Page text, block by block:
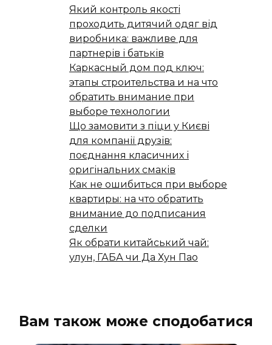
Який контроль якості
проходить дитячий одяг від
виробника: важливе для
партнерів і батьків
Каркасный дом под ключ:
этапы строительства и на что
обратить внимание при
выборе технологии
Що замовити з піци у Києві
для компанії друзів:
поєднання класичних і
оригінальних смаків
Как не ошибиться при выборе
квартиры: на что обратить
внимание до подписания
сделки
Як обрати китайський чай:
улун, ГАБА чи Да Хун Пао
Вам також може сподобатися